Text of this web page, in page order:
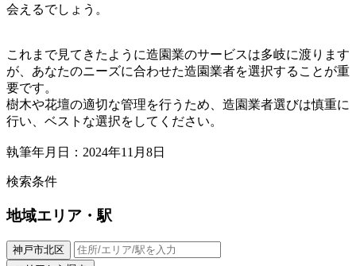
会えるでしょう。
これまで見てきたように造園業のサービスは多岐に渡ります
が、あなたのニーズに合わせた造園業者を選択することが重
要です。
樹木や花壇の適切な管理を行うため、造園業者選びは慎重に
行い、ベストな選択をしてください。
執筆年月日：2024年11月8日
検索条件
地域エリア・駅
神戸市北区